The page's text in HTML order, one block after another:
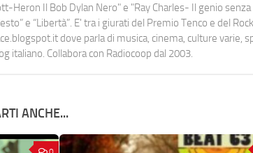
Heron Il Bob Dylan Nero" e "Ray Charles- Il genio
e “Libertà”. E' tra i giurati del Premio Tenco e del
dove parla di musica, cinema, culture varie,
italiano. Collabora con Radiocoop dal 2003.
ANCHE...